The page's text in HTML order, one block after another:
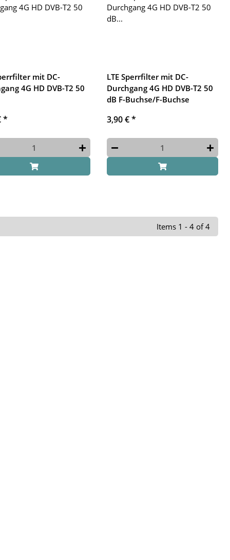
mit DC-
4G HD DVB-T2 50
*
LTE Sperrfilter mit DC-
Durchgang 4G HD DVB-T2 50
dB F-Buchse/F-Buchse
3,90 €*
Items 1 - 4 of 4